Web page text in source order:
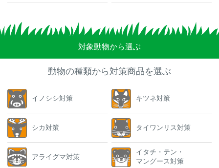
対象動物から選ぶ
動物の種類から対策商品を選ぶ
イノシシ対策
シカ対策
アライグマ対策
キツネ対策
タイワンリス対策
イタチ・テン・
マングース対策